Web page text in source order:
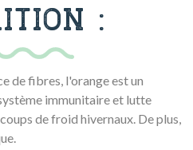
:
de fibres, l'orange est un
immunitaire et lutte
de froid hivernaux. De plus,